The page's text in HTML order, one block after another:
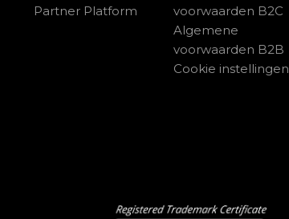
Partner Platform
voorwaarden B2C
Algemene
voorwaarden B2B
Cookie instellingen